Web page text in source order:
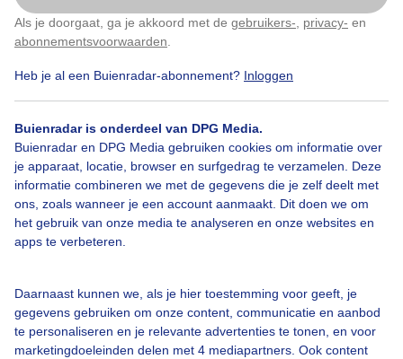
Als je doorgaat, ga je akkoord met de gebruikers- privacy- en
abonnementsvoorwaarden
Heb je al een Buienradar-abonnement? Inloggen
Buienradar is onderdeel van DPG Media.
Buienradar en DPG Media gebruiken cookies om informatie over
je apparaat, locatie, browser en surfgedrag te verzamelen. Deze
informatie combineren we met de gegevens die je zelf deelt met
ons, zoals wanneer je een account aanmaakt. Dit doen we om
het gebruik van onze media te analyseren en onze websites en
apps te verbeteren.
Daarnaast kunnen we, als je hier toestemming voor geeft, je
gegevens gebruiken om onze content, communicatie en aanbod
te personaliseren en je relevante advertenties te tonen, en voor
marketingdoeleinden delen met 4 mediapartners. Ook content
Herfst Zon Wolken
Bekijk slideshow
Klik hierom dit aan te passen